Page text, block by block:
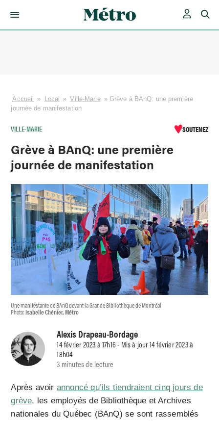
Accueil » Local » Ville-Marie » Grève à BAnQ: une première
journée de manifestation
VILLE-MARIE SOUTENEZ
Grève à BAnQ: une première
journée de manifestation
Une manifestante de BAnQ devant la Grande Bibliothèque de Montréal
Photo:Isabelle Chénier, Métro
Alexis Drapeau-Bordage
14 février 2023 à 17h16 - Mis à jour 14 février 2023 à
18h04
3 minutes de lecture
Après avoir annoncé qu’ils tiendraient cinq jours de
grève, les employés de Bibliothèque et Archives
nationales du Québec (BAnQ) se sont rassemblés